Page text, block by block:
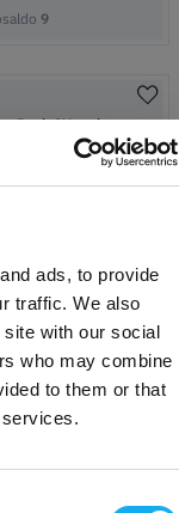
ads, to provide
traffic. We also
with our social
who may combine
to them or that
9
Pack 2X series